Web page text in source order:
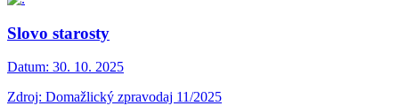
Slovo starosty
Datum: 30. 10. 2025
Zdroj: Domažlický zpravodaj 11/2025